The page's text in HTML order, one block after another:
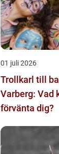
01 juli 2026
Trollkarl till
Varberg: Vad
förvänta dig?